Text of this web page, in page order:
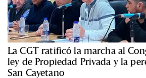
La CGT ratificó la marcha al
ley de Propiedad Privada y la
San Cayetano